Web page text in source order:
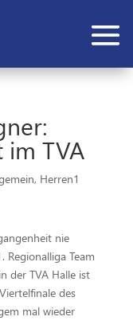
im TVA
, Herren1
nie
Regionalliga Team
der TVA Halle ist
des
mal wieder